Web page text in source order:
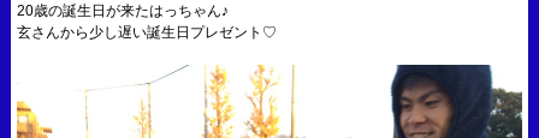
20歳の誕生日が来たはっちゃん♪
玄さんから少し遅い誕生日プレゼント♡